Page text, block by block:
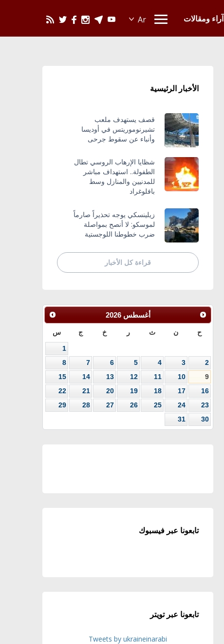
آراء ومقالات
الأخبار الرئيسية
قصف يستهدف ملعب
تشيرنوموريتس في أوديسا
وأنباء عن سقوط جرحى
شظايا الإرهاب الروسي تطال
الطفولة.. استهداف مباشر
للمدنيين والمنازل وسط
بافلوغراد
زيلينسكي يوجه تحذيراً صارماً
لموسكو: لا أنصح بمواصلة
ضرب خطوطنا اللوجستية
قراءة كل الأخبار
أغسطس 2026
ح ن ث ر خ ج س
1
2
3
4
5
6
7
8
9
10
11
12
13
14
15
16
17
18
19
20
21
22
23
24
25
26
27
28
29
30
31
تابعونا عبر فيسبوك
تابعونا عبر تويتر
Tweets by ukraineinarabi